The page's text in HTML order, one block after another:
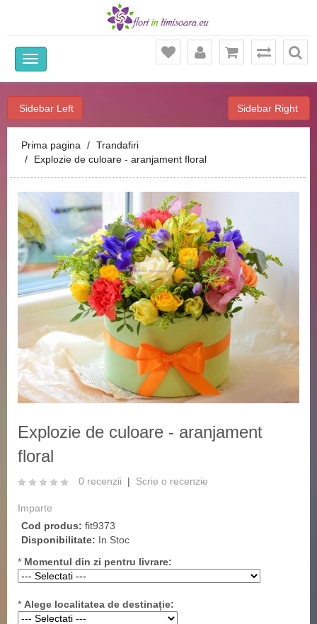
Sidebar Left Sidebar Right
Prima pagina
Trandafiri
Explozie de culoare - aranjament floral
‹
Explozie de culoare - aranjament
floral
0 recenzii | Scrie o recenzie
Imparte
Cod produs: fit9373
Disponibilitate: In Stoc
* Momentul din zi pentru livrare:
* Alege localitatea de destinație: